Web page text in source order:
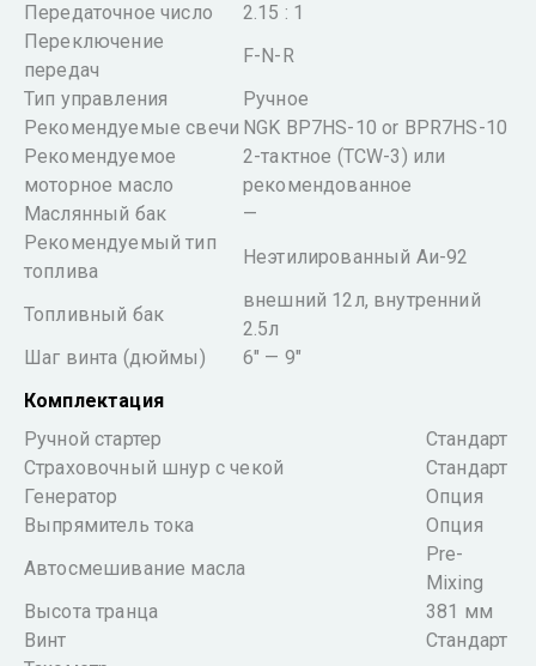
Передаточное число
2.15 : 1
Переключение
передач
F-N-R
Тип управления
Ручное
Рекомендуемые свечи NGK BP7HS-10 or BPR7HS-10
Рекомендуемое
моторное масло
2-тактное (TCW-3) или
рекомендованное
Маслянный бак
—
Рекомендуемый тип
топлива
Неэтилированный Аи-92
Топливный бак
внешний 12л, внутренний
2.5л
Шаг винта (дюймы)
6″ — 9″
Комплектация
Ручной стартер
Стандарт
Страховочный шнур с чекой
Стандарт
Генератор
Опция
Выпрямитель тока
Опция
Автосмешивание масла
Pre-
Mixing
Высота транца
381 мм
Винт
Стандарт